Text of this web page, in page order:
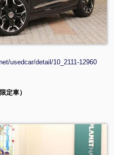
usedcar/detail/10_2111-12960
定車）